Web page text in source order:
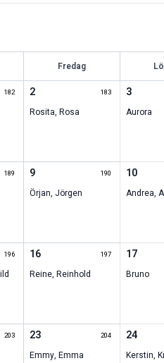
Fredag
182 2 183
Rosita,Rosa
3
Aurora
189 9 190
Örjan, Jörgen
10
Andrea,
196 16 197
Reine,Reinhold
17
Bruno
203 23 204
Emmy,Emma
24
Kerstin,